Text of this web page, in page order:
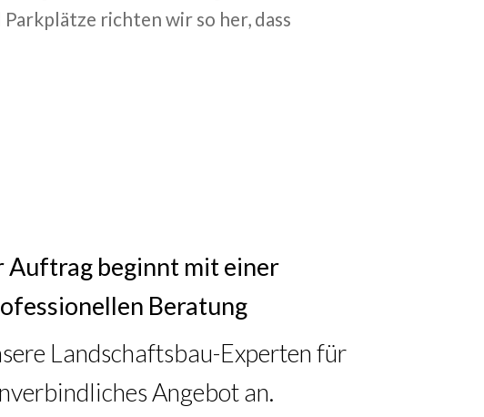
richten wir so her, dass
Auftrag beginnt mit einer
Beratung
Landschaftsbau-Experten für
Angebot an.